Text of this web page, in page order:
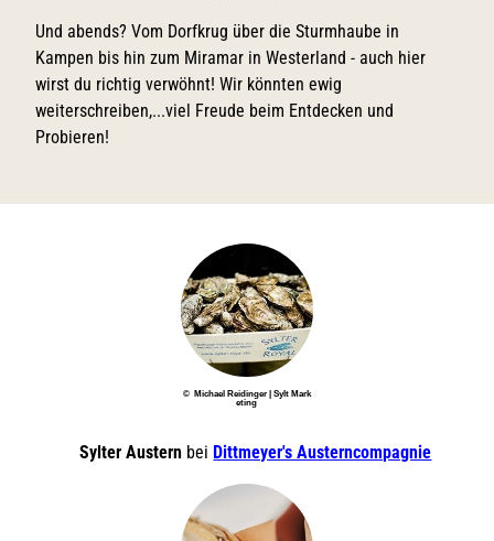
Und abends? Vom Dorfkrug über die Sturmhaube in
Kampen bis hin zum Miramar in Westerland - auch hier
wirst du richtig verwöhnt! Wir könnten ewig
weiterschreiben,...viel Freude beim Entdecken und
Probieren!
© Michael Reidinger | Sylt Mark
eting
Sylter Austern bei Dittmeyer's Austerncompagnie